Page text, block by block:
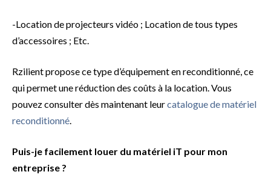
-Location de projecteurs vidéo ; Location de tous types
d’accessoires ; Etc.
Rzilient propose ce type d’équipement en reconditionné, ce
qui permet une réduction des coûts à la location. Vous
pouvez consulter dès maintenant leurcatalogue de matériel
reconditionné.
Puis-je facilement louer du matériel iT pour mon
entreprise ?